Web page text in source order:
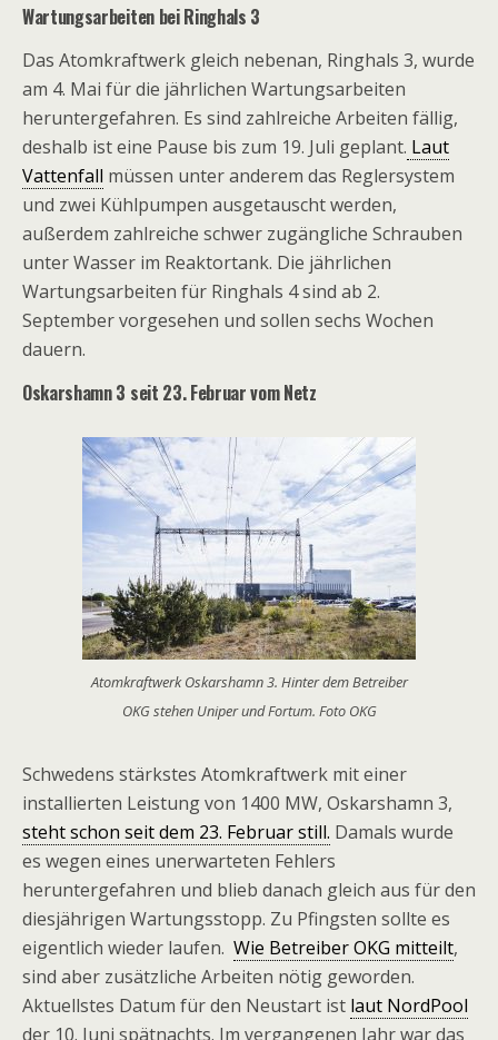
Wartungsarbeiten bei Ringhals 3
Das Atomkraftwerk gleich nebenan, Ringhals 3, wurde
am 4. Mai für die jährlichen Wartungsarbeiten
heruntergefahren. Es sind zahlreiche Arbeiten fällig,
deshalb ist eine Pause bis zum 19. Juli geplant. Laut
Vattenfall müssen unter anderem das Reglersystem
und zwei Kühlpumpen ausgetauscht werden,
außerdem zahlreiche schwer zugängliche Schrauben
unter Wasser im Reaktortank. Die jährlichen
Wartungsarbeiten für Ringhals 4 sind ab 2.
September vorgesehen und sollen sechs Wochen
dauern.
Oskarshamn 3 seit 23. Februar vom Netz
Atomkraftwerk Oskarshamn 3. Hinter dem Betreiber
OKG stehen Uniper und Fortum. Foto OKG
Schwedens stärkstes Atomkraftwerk mit einer
installierten Leistung von 1400 MW, Oskarshamn 3,
steht schon seit dem 23. Februar still. Damals wurde
es wegen eines unerwarteten Fehlers
heruntergefahren und blieb danach gleich aus für den
diesjährigen Wartungsstopp. Zu Pfingsten sollte es
eigentlich wieder laufen. Wie Betreiber OKG mitteilt,
sind aber zusätzliche Arbeiten nötig geworden.
Aktuellstes Datum für den Neustart ist laut NordPool
der 10. Juni spätnachts. Im vergangenen Jahr war das